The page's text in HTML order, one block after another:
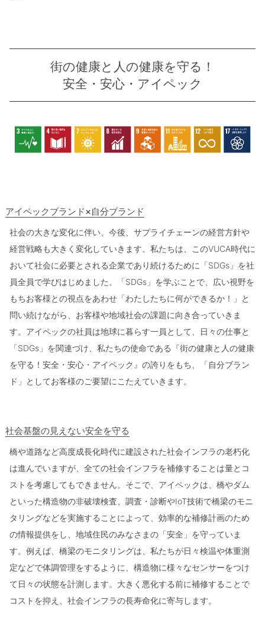
街の健康と人の健康を守る！
安全・安心・アイペック
アイペックブランド×自分ブランド
社会の大きな変化に伴い、今後、サプライチェーンの経営方針や
経営戦略も大きく変化していきます。私たちは、このVUCA時代に
おいて社会に必要とされる企業であり続けるために「SDGs」を社
員全員で学びはじめました。「SDGs」を学ぶことで、広い視野を
もちお客様との視点をあわせ「わたしたちに何ができるか！」と
問い続けながら、お客様や地域社会の課題に向き合っていきま
す。アイペックの社員は地球に暮らす一員として、日々の仕事と
「SDGs」を関連づけ、私たちの使命である『街の健康と人の健康
を守る！安全・安心・アイペック』の誇りをもち、「自分ブラン
ド」としてお客様のご要望にこたえていきます。
社会基盤の見えない安全を守る
橋や道路など高度成長化時代に建設された社会インフラの老朽化
は進んでいますが、全ての社会インフラを補修することは量とコ
ストを考慮してもできません。そこで、アイペックは、橋やダム
といった構造物の非破壊検査、調査・診断やIoT技術で橋梁のモニ
タリングなどを実施することによって、効率的な補修計画のため
の情報提供をし、地域住民のみなさまの「安全」を守っていま
す。例えば、橋梁のモニタリングは、私たちが日々検温や体重測
定などで体調管理をするように、構造物に様々なセンサーをつけ
て日々の状態を計測します。大きく悪化する前に補修することで
コストを抑え、社会インフラの長寿命化に寄与します。